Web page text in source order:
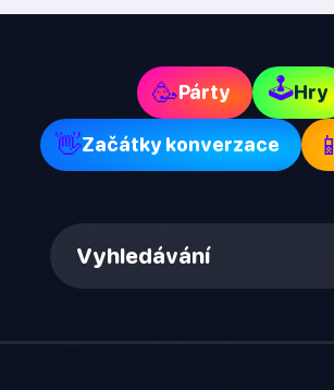
🥳Párty 🕹Hry
👋Začátky konverzace 📱
Vyhledávání